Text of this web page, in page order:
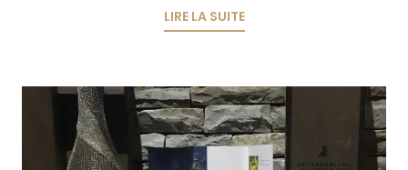
LIRE LA SUITE